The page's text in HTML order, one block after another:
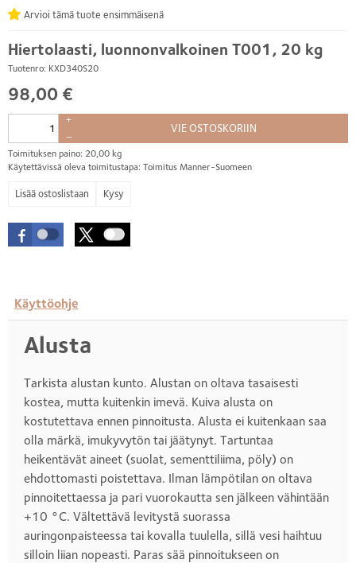
Hiertolaasti, luonnonvalkoinen T001, 20 kg
Tuotenro: KXD340S20
Arvioi tämä tuote ensimmäisenä
98,00 €
Toimituksen paino: 20,00 kg
+
–
VIE OSTOSKORIIN
Käytettävissä oleva toimitustapa: Toimitus Manner-Suomeen
Kysy
Käyttöohje
Alusta
Tarkista alustan kunto. Alustan on oltava tasaisesti
kostea, mutta kuitenkin imevä. Kuiva alusta on
kostutettava ennen pinnoitusta. Alusta ei kuitenkaan saa
olla märkä, imukyvytön tai jäätynyt. Tartuntaa
heikentävät aineet (suolat, sementtiliima, pöly) on
ehdottomasti poistettava. Ilman lämpötilan on oltava
pinnoitettaessa ja pari vuorokautta sen jälkeen vähintään
+10 °C. Vältettävä levitystä suorassa
auringonpaisteessa tai kovalla tuulella, sillä vesi haihtuu
silloin liian nopeasti. Paras sää pinnoitukseen on